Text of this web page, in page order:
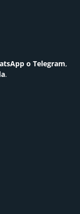
o Telegram,
.